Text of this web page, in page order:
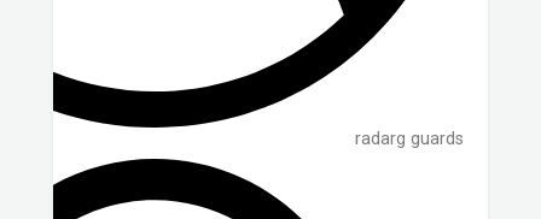
radarg guards